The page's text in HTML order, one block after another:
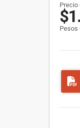
Precio
Pesos